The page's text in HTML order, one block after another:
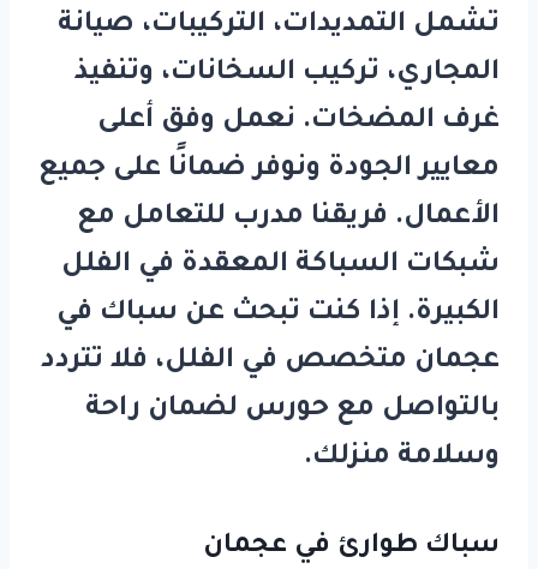
تشمل التمديدات، التركيبات، صيانة
المجاري، تركيب السخانات، وتنفيذ
غرف المضخات. نعمل وفق أعلى
معايير الجودة ونوفر ضمانًا على جميع
الأعمال. فريقنا مدرب للتعامل مع
شبكات السباكة المعقدة في الفلل
الكبيرة. إذا كنت تبحث عن سباك في
عجمان متخصص في الفلل، فلا تتردد
بالتواصل مع حورس لضمان راحة
وسلامة منزلك.
سباك طوارئ في عجمان